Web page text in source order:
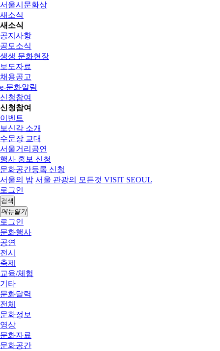
서울시문화상
새소식
새소식
공지사항
공모소식
생생 문화현장
보도자료
채용공고
e-문화알림
신청참여
신청참여
이벤트
보신각 소개
수문장 교대
서울거리공연
행사 홍보 신청
문화공간등록 신청
서울의 밤 서울 관광의 모든것 VISIT SEOUL
로그인
검색
메뉴열기
로그인
문화행사
공연
전시
축제
교육/체험
기타
문화달력
전체
문화정보
영상
문화자료
문화공간